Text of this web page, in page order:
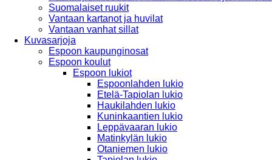
Suomalaiset ruukit
Vantaan kartanot ja huvilat
Vantaan vanhat sillat
Kuvasarjoja
Espoon kaupunginosat
Espoon koulut
Espoon lukiot
Espoonlahden lukio
Etelä-Tapiolan lukio
Haukilahden lukio
Kuninkaantien lukio
Leppävaaran lukio
Matinkylän lukio
Otaniemen lukio